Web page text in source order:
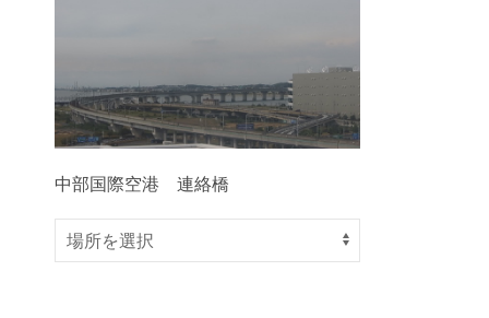
中部国際空港 連絡橋